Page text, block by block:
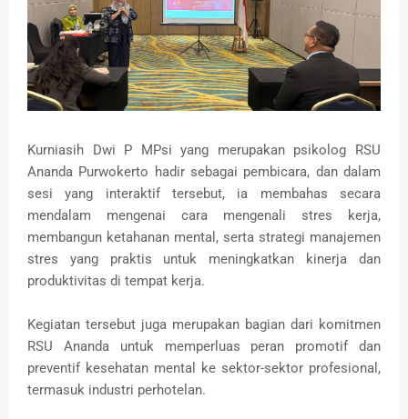
Kurniasih Dwi P MPsi yang merupakan psikolog RSU
Ananda Purwokerto hadir sebagai pembicara, dan dalam
sesi yang interaktif tersebut, ia membahas secara
mendalam mengenai cara mengenali stres kerja,
membangun ketahanan mental, serta strategi manajemen
stres yang praktis untuk meningkatkan kinerja dan
produktivitas di tempat kerja.
Kegiatan tersebut juga merupakan bagian dari komitmen
RSU Ananda untuk memperluas peran promotif dan
preventif kesehatan mental ke sektor-sektor profesional,
termasuk industri perhotelan.